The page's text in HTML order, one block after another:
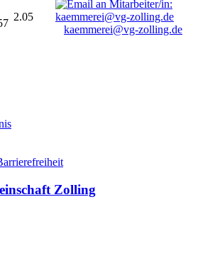
2.05
kaemmerei@vg-zolling.de
Zolling